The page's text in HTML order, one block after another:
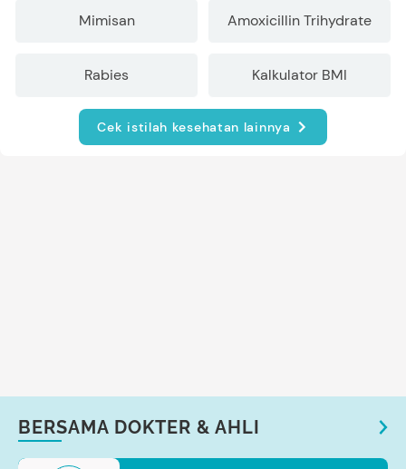
Mimisan Amoxicillin Trihydrate
Rabies Kalkulator BMI
Cek istilah kesehatan lainnya
BERSAMA DOKTER & AHLI